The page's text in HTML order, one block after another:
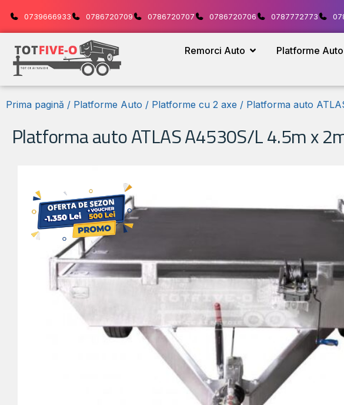
0739666933 0786720709 0786720707 0786720706 0787772773
Remorci Auto Platforme Auto
Prima pagină / Platforme Auto / Platforme cu 2 axe / Platforma auto
Platforma auto ATLAS A4530S/L 4.5m x